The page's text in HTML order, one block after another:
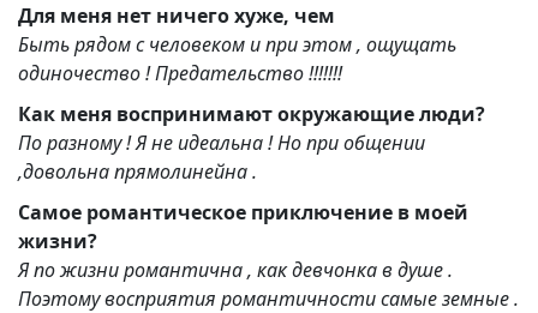
Для меня нет ничего хуже, чем
Быть рядом с человеком и при этом , ощущать
одиночество ! Предательство !!!!!!!
Как меня воспринимают окружающие люди?
По разному ! Я не идеальна ! Но при общении
,довольна прямолинейна .
Самое романтическое приключение в моей
жизни?
Я по жизни романтична , как девчонка в душе .
Поэтому восприятия романтичности самые земные .